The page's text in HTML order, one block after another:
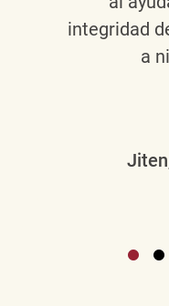
integridad
a
Jiten